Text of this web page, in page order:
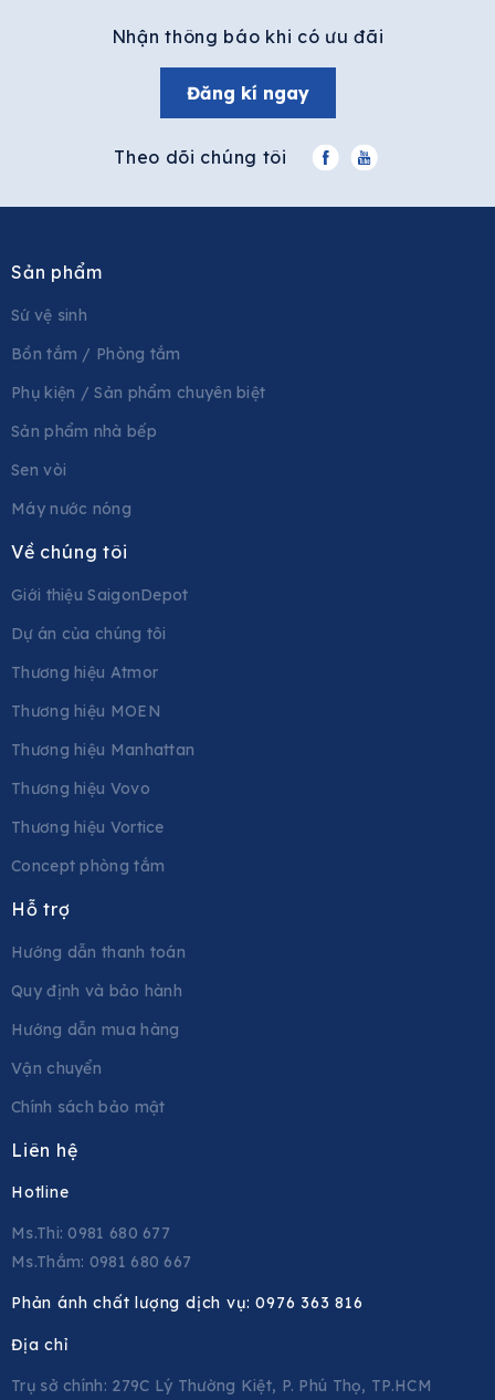
Nhận thông báo khi có ưu đãi
Đăng kí ngay
Theo dõi chúng tôi
Sản phẩm
Sứ vệ sinh
Bồn tắm / Phòng tắm
Phụ kiện / Sản phẩm chuyên biệt
Sản phẩm nhà bếp
Sen vòi
Máy nước nóng
Về chúng tôi
Giới thiệu SaigonDepot
Dự án của chúng tôi
Thương hiệu Atmor
Thương hiệu MOEN
Thương hiệu Manhattan
Thương hiệu Vovo
Thương hiệu Vortice
Concept phòng tắm
Hỗ trợ
Hướng dẫn thanh toán
Quy định và bảo hành
Hướng dẫn mua hàng
Vận chuyển
Chính sách bảo mật
Liên hệ
Hotline
Ms.Thi: 0981 680 677
Ms.Thắm: 0981 680 667
Phản ánh chất lượng dịch vụ:0976 363 816
Địa chỉ
Trụ sở chính: 279C Lý Thường Kiệt, P. Phú Thọ, TP.HCM